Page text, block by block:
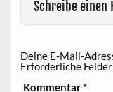
Schreibe einen
Deine E-Mail-
Erforderliche
Kommentar*